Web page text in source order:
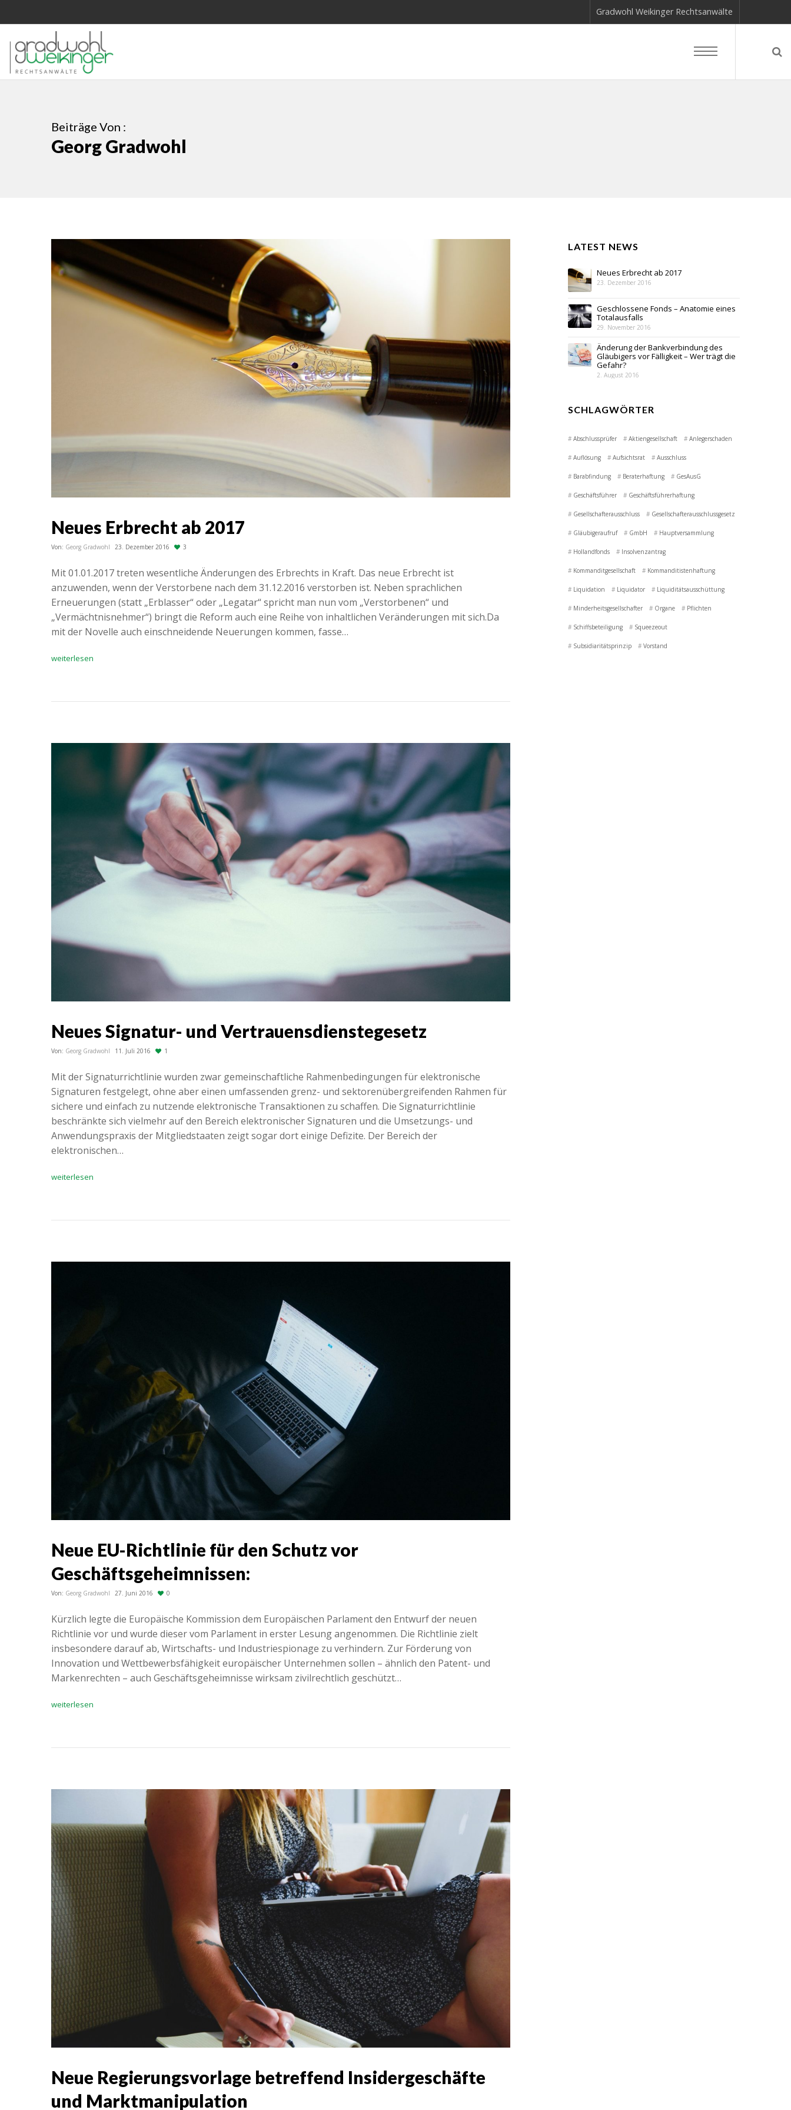
Gradwohl Weikinger Rechtsanwälte
Beiträge Von :
Georg Gradwohl
Neues Erbrecht ab 2017
Von: Georg Gradwohl 23. Dezember 2016 3
Mit 01.01.2017 treten wesentliche Änderungen des Erbrechts in Kraft. Das neue Erbrecht ist
anzuwenden, wenn der Verstorbene nach dem 31.12.2016 verstorben ist. Neben sprachlichen
Erneuerungen (statt „Erblasser“ oder „Legatar“ spricht man nun vom „Verstorbenen“ und
„Vermächtnisnehmer“) bringt die Reform auch eine Reihe von inhaltlichen Veränderungen mit sich.Da
mit der Novelle auch einschneidende Neuerungen kommen, fasse…
weiterlesen
Neues Signatur- und Vertrauensdienstegesetz
Von: Georg Gradwohl 11. Juli 2016 1
Mit der Signaturrichtlinie wurden zwar gemeinschaftliche Rahmenbedingungen für elektronische
Signaturen festgelegt, ohne aber einen umfassenden grenz- und sektorenübergreifenden Rahmen für
sichere und einfach zu nutzende elektronische Transaktionen zu schaffen. Die Signaturrichtlinie
beschränkte sich vielmehr auf den Bereich elektronischer Signaturen und die Umsetzungs- und
Anwendungspraxis der Mitgliedstaaten zeigt sogar dort einige Defizite. Der Bereich der
elektronischen…
weiterlesen
Neue EU-Richtlinie für den Schutz vor
Geschäftsgeheimnissen:
Von: Georg Gradwohl 27. Juni 2016 0
Kürzlich legte die Europäische Kommission dem Europäischen Parlament den Entwurf der neuen
Richtlinie vor und wurde dieser vom Parlament in erster Lesung angenommen. Die Richtlinie zielt
insbesondere darauf ab, Wirtschafts- und Industriespionage zu verhindern. Zur Förderung von
Innovation und Wettbewerbsfähigkeit europäischer Unternehmen sollen – ähnlich den Patent- und
Markenrechten – auch Geschäftsgeheimnisse wirksam zivilrechtlich geschützt…
weiterlesen
Neue Regierungsvorlage betreffend Insidergeschäfte
und Marktmanipulation
LATEST NEWS
Neues Erbrecht ab 2017
23. Dezember 2016
Geschlossene Fonds – Anatomie eines
Totalausfalls
29. November 2016
Änderung der Bankverbindung des
Gläubigers vor Fälligkeit – Wer trägt die
Gefahr?
2. August 2016
SCHLAGWÖRTER
Abschlussprüfer Aktiengesellschaft Anlegerschaden
Auflösung Aufsichtsrat Ausschluss
Barabfindung Beraterhaftung GesAusG
Geschäftsführer Geschäftsführerhaftung
Gesellschafterausschluss Gesellschafterausschlussgesetz
Gläubigeraufruf GmbH Hauptversammlung
Hollandfonds Insolvenzantrag
Kommanditgesellschaft Kommanditistenhaftung
Liquidation Liquidator Liquiditätsausschüttung
Minderheitsgesellschafter Organe Pflichten
Schiffsbeteiligung Squeezeout
Subsidiaritätsprinzip Vorstand